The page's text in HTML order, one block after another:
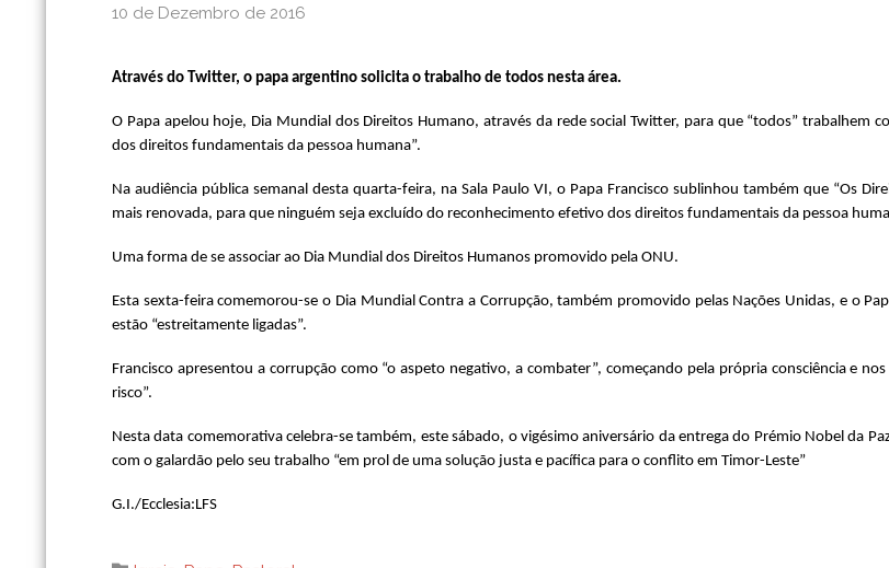
10 de Dezembro de 2016
Através do Twitter, o papa argentino solicita o trabalho de todos nesta área.
O Papa apelou hoje, Dia Mundial dos Direitos Humano, através da rede social Twitter, para que “todos” trabalhem
dos direitos fundamentais da pessoa humana”.
Na audiência pública semanal desta quarta-feira, na Sala Paulo VI, o Papa Francisco sublinhou também que “Os
mais renovada, para que ninguém seja excluído do reconhecimento efetivo dos direitos fundamentais da pessoa
Uma forma de se associar ao Dia Mundial dos Direitos Humanos promovido pela ONU.
Esta sexta-feira comemorou-se o Dia Mundial Contra a Corrupção, também promovido pelas Nações Unidas, e o
estão “estreitamente ligadas”.
Francisco apresentou a corrupção como “o aspeto negativo, a combater”, começando pela própria consciência e
risco”.
Nesta data comemorativa celebra-se também, este sábado, o vigésimo aniversário da entrega do Prémio Nobel da
com o galardão pelo seu trabalho “em prol de uma solução justa e pacífica para o conflito em Timor-Leste”
G.I./Ecclesia:LFS